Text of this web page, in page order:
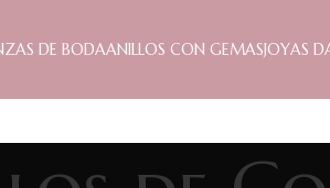
DE BODAANILLOS CON GEMASJOYAS